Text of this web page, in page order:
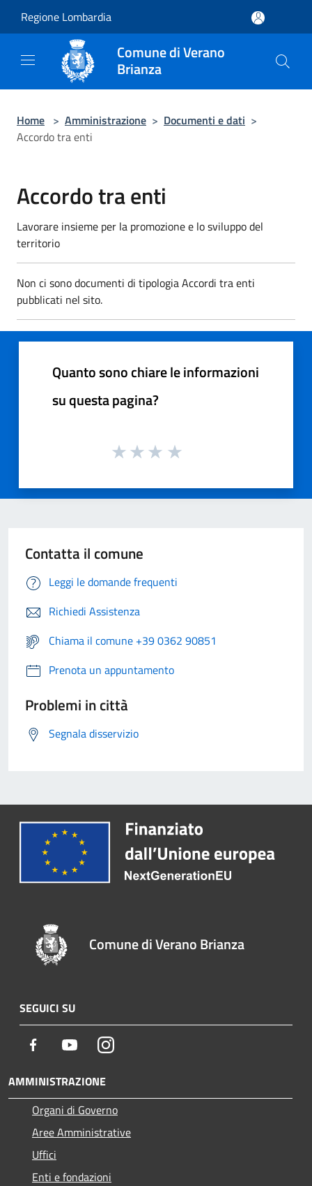
Regione Lombardia
Comune di Verano
Brianza
Home > Amministrazione > Documenti e dati >
Accordo tra enti
Accordo tra enti
Lavorare insieme per la promozione e lo sviluppo del
territorio
Non ci sono documenti di tipologia Accordi tra enti
pubblicati nel sito.
Quanto sono chiare le informazioni
su questa pagina?
Contatta il comune
Leggi le domande frequenti
Richiedi Assistenza
Chiama il comune +39 0362 90851
Prenota un appuntamento
Problemi in città
Segnala disservizio
Comune di Verano Brianza
SEGUICI SU
Facebook YoutubeInstagram
AMMINISTRAZIONE
Organi di Governo
Aree Amministrative
Uffici
Enti e fondazioni